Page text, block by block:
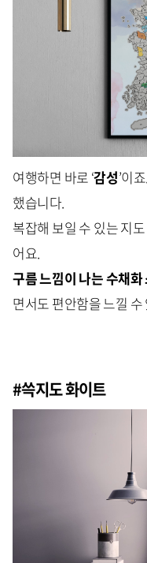
여행하면 바로 ‘감성’이
했습니다.
복잡해 보일 수 있는 지
어요.
구름 느낌이 나는 수채화
면서도 편안함을 느낄 수
#쓱지도 화이트